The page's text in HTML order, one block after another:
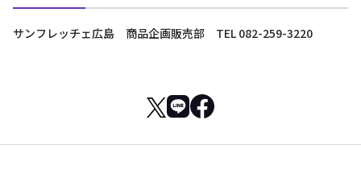
サンフレッチェ広島 商品企画販売部 TEL 082-259-3220